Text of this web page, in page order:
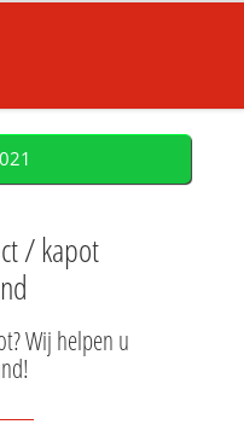
/ kapot
Wij helpen u